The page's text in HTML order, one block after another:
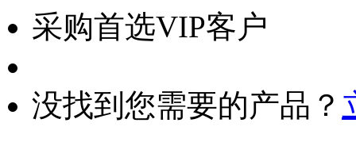
采购首选VIP客户
没找到您需要的产品？